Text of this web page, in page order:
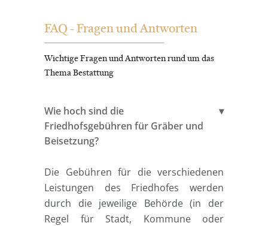
FAQ - Fragen und Antworten
Wichtige Fragen und Antworten rund um das
Thema Bestattung
Wie hoch sind die
Friedhofsgebühren für Gräber und
Beisetzung?
Die Gebühren für die verschiedenen
Leistungen des Friedhofes werden
durch die jeweilige Behörde (in der
Regel für Stadt, Kommune oder